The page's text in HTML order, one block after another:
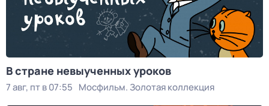
В стране невыученных уроков
7 авг, пт в 07:55 Мосфильм. Золотая коллекция